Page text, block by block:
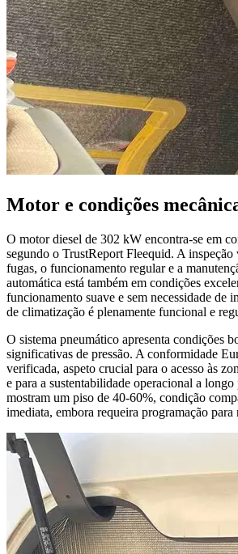
Motor e condições
O motor diesel de 302 kW encontra-se em
segundo o TrustReport Fleequid. A inspeção
fugas, o funcionamento regular e a
automática está também em condições
funcionamento suave e sem necessidade de
de climatização é plenamente funcional e
O sistema pneumático apresenta condições
significativas de pressão. A conformidade
verificada, aspeto crucial para o acesso às
e para a sustentabilidade operacional a
mostram um piso de 40-60%, condição
imediata, embora requeira programação para